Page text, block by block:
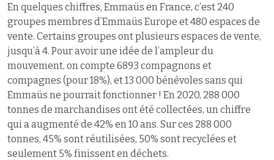
En quelques chiffres, Emmaüs en France, c’est 240
groupes membres d’Emmaüs Europe et 480 espaces de
vente. Certains groupes ont plusieurs espaces de vente,
jusqu’à 4. Pour avoir une idée de l’ampleur du
mouvement, on compte 6893 compagnons et
compagnes (pour 18%), et 13 000 bénévoles sans qui
Emmaüs ne pourrait fonctionner ! En 2020, 288 000
tonnes de marchandises ont été collectées, un chiffre
qui a augmenté de 42% en 10 ans. Sur ces 288 000
tonnes, 45% sont réutilisées, 50% sont recyclées et
seulement 5% finissent en déchets.